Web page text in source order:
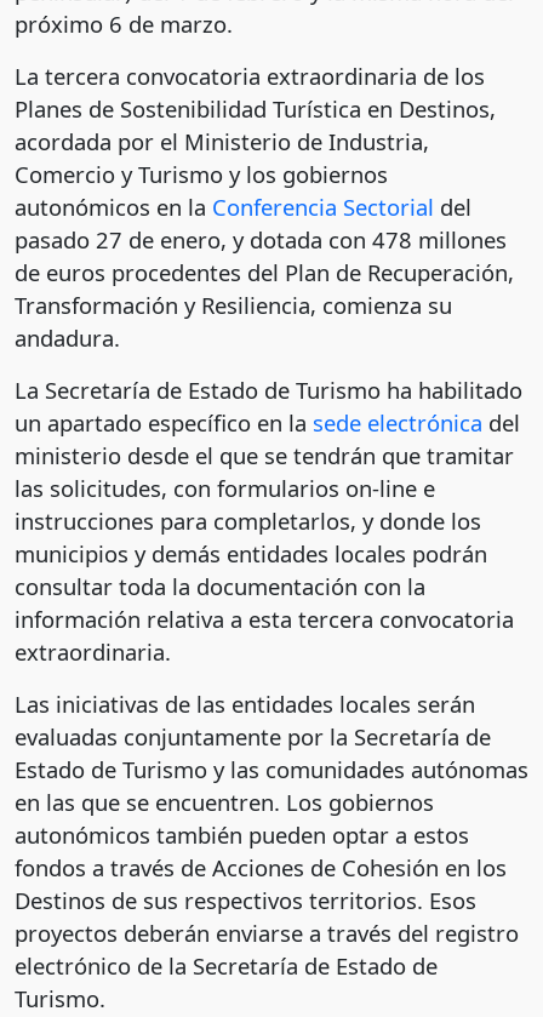
próximo 6 de marzo.
La tercera convocatoria extraordinaria de los
Planes de Sostenibilidad Turística en Destinos,
acordada por el Ministerio de Industria,
Comercio y Turismo y los gobiernos
autonómicos en la Conferencia Sectorial del
pasado 27 de enero, y dotada con 478 millones
de euros procedentes del Plan de Recuperación,
Transformación y Resiliencia, comienza su
andadura.
La Secretaría de Estado de Turismo ha habilitado
un apartado específico en la sede electrónica del
ministerio desde el que se tendrán que tramitar
las solicitudes, con formularios on-line e
instrucciones para completarlos, y donde los
municipios y demás entidades locales podrán
consultar toda la documentación con la
información relativa a esta tercera convocatoria
extraordinaria.
Las iniciativas de las entidades locales serán
evaluadas conjuntamente por la Secretaría de
Estado de Turismo y las comunidades autónomas
en las que se encuentren. Los gobiernos
autonómicos también pueden optar a estos
fondos a través de Acciones de Cohesión en los
Destinos de sus respectivos territorios. Esos
proyectos deberán enviarse a través del registro
electrónico de la Secretaría de Estado de
Turismo.